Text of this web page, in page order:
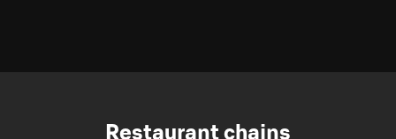
Restaurant chains